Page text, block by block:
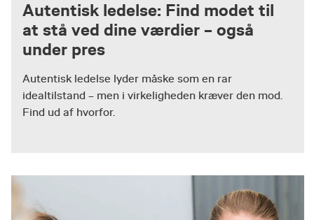
Autentisk ledelse: Find modet til
at stå ved dine værdier – også
under pres
Autentisk ledelse lyder måske som en rar
idealtilstand – men i virkeligheden kræver den mod.
Find ud af hvorfor.